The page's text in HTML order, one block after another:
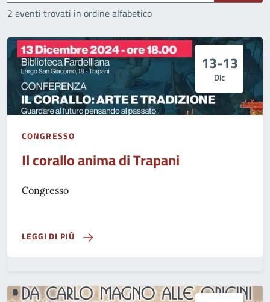
2 eventi trovati in ordine alfabetico
13-13
Dic
CONGRESSO
Il corallo anima di Trapani
Congresso
LEGGI DI PIÙ